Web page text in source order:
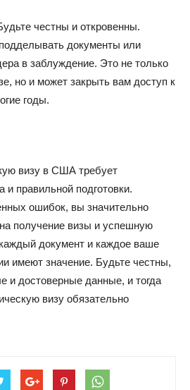
честны и откровенны.
документы или
в заблуждение. Это не только
но и может закрыть вам доступ к
годы.
визу в США требует
и правильной подготовки.
ошибок, вы значительно
получение визы и успешную
документ и каждое ваше
имеют значение. Будьте честны,
и достоверные данные, и тогда
визу обязательно